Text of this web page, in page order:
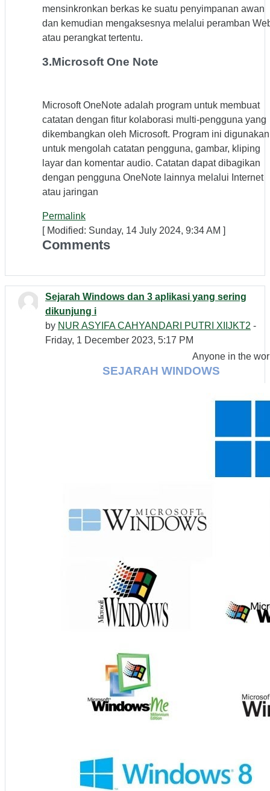
mensinkronkan berkas ke suatu penyimpanan awan
dan kemudian mengaksesnya melalui peramban
atau perangkat tertentu.
3.Microsoft One Note
Microsoft OneNote adalah program untuk membuat
catatan dengan fitur kolaborasi multi-pengguna yang
dikembangkan oleh Microsoft. Program ini digunakan
untuk mengolah catatan pengguna, gambar, kliping
layar dan komentar audio. Catatan dapat dibagikan
dengan pengguna OneNote lainnya melalui Internet
atau jaringan
Permalink
[ Modified: Sunday, 14 July 2024, 9:34 AM ]
Comments
Sejarah Windows dan 3 aplikasi yang sering
dikunjung i
by NUR ASYIFA CAHYANDARI PUTRI XIIJKT2 -
Friday, 1 December 2023, 5:17 PM
Anyone in the
SEJARAH WINDOWS